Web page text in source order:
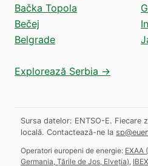
Bačka Topola
Bečej
Belgrade
Explorează Serbia →
Sursa datelor: ENTSO-E. Fiecare
locală. Contactează-ne la
Operatori europeni de energie: EXAA (
Germania, Țările de Jos, Elveția) IBEX